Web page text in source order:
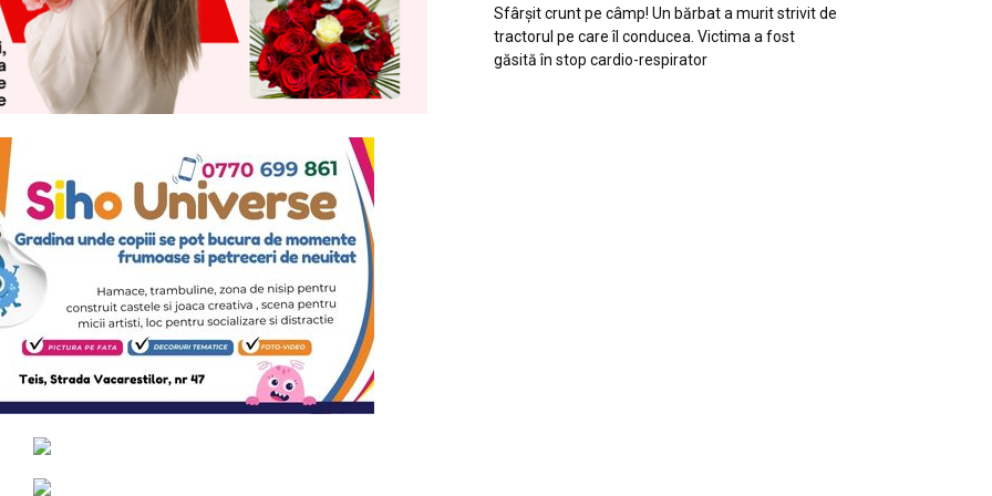
2de 2
Sfârșit crunt pe câmp! Un bărbat a murit strivit de
tractorul pe care îl conducea. Victima a fost
găsită în stop cardio-respirator